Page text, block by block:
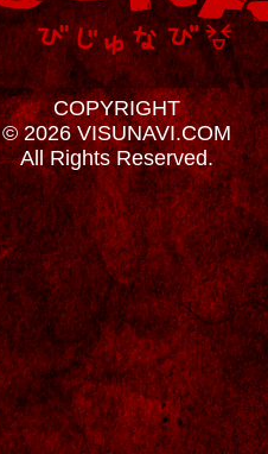
COPYRIGHT
© 2026 VISUNAVI.COM
All Rights Reserved.